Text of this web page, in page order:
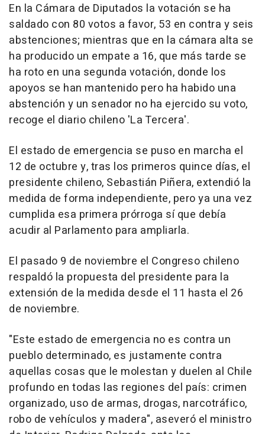
En la Cámara de Diputados la votación se ha
saldado con 80 votos a favor, 53 en contra y seis
abstenciones; mientras que en la cámara alta se
ha producido un empate a 16, que más tarde se
ha roto en una segunda votación, donde los
apoyos se han mantenido pero ha habido una
abstención y un senador no ha ejercido su voto,
recoge el diario chileno 'La Tercera'.
El estado de emergencia se puso en marcha el
12 de octubre y, tras los primeros quince días, el
presidente chileno, Sebastián Piñera, extendió la
medida de forma independiente, pero ya una vez
cumplida esa primera prórroga sí que debía
acudir al Parlamento para ampliarla.
El pasado 9 de noviembre el Congreso chileno
respaldó la propuesta del presidente para la
extensión de la medida desde el 11 hasta el 26
de noviembre.
"Este estado de emergencia no es contra un
pueblo determinado, es justamente contra
aquellas cosas que le molestan y duelen al Chile
profundo en todas las regiones del país: crimen
organizado, uso de armas, drogas, narcotráfico,
robo de vehículos y madera", aseveró el ministro